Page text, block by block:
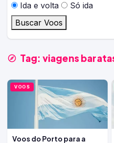
Ida e volta
Só ida
Buscar Voos
Tag: viagens
VOOS
Voos do Porto para a